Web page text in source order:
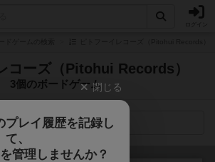
コーズ（Pitohui Records）
3個のボードゲーム
検索メニュー
閉じる
プレイ履歴を記録し
て、
管理しませんか？